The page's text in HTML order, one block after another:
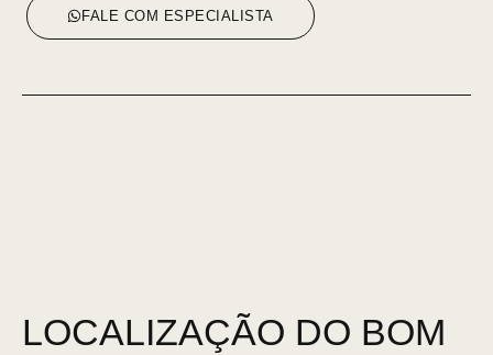
FALE COM ESPECIALISTA
LOCALIZAÇÃO DO BOM